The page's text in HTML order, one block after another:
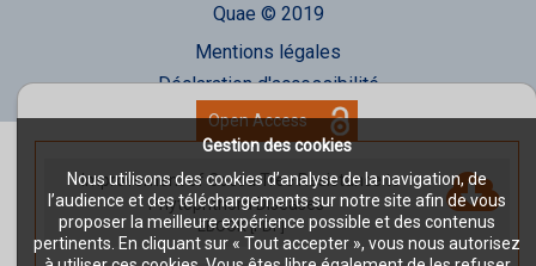
Gestion des cookies
Nous utilisons des cookies d’analyse de la navigation, de
l’audience et des téléchargements sur notre site afin de vous
proposer la meilleure expérience possible et des contenus
pertinents. En cliquant sur « Tout accepter », vous nous autorisez
Open Access
Improvement of Cocoa Tree Resistance to
Phytophthora Diseases-
EBOOK [PDF]
Quae © 2019
Mentions légales
Déclaration d'accessibilité